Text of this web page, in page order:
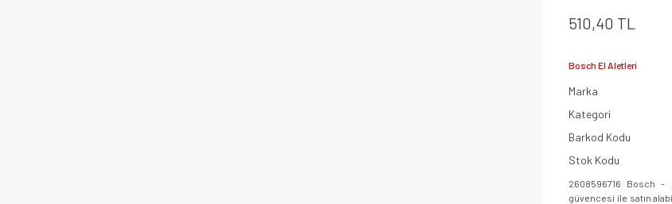
510,40 TL
Bosch El Aletleri
Marka
Kategori
Barkod Kodu
Stok Kodu
2608596716 Bosch -
güvencesi ile satın